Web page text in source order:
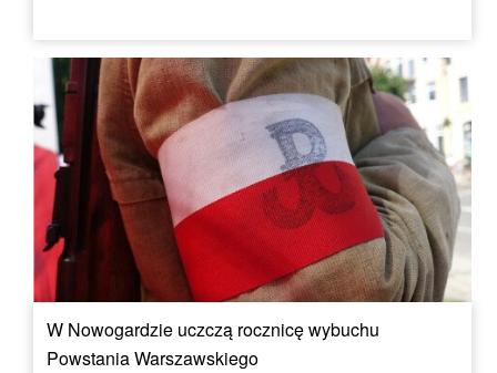
W Nowogardzie uczczą rocznicę wybuchu
Powstania Warszawskiego